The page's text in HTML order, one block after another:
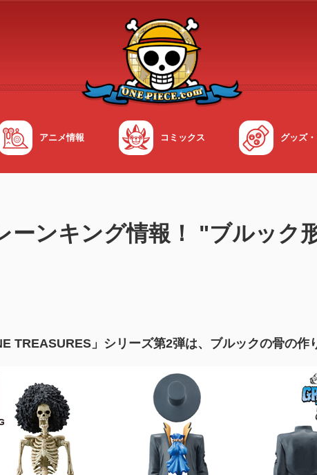
アニメ情報 コミックス グッズ
ーンキング情報！ "ブルック
TREASURES」シリーズ第2弾は、ブルックの骨の作